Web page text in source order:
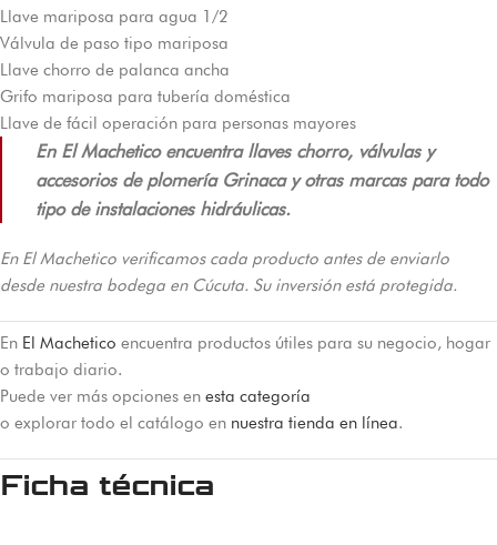
Llave mariposa para agua 1/2
Válvula de paso tipo mariposa
Llave chorro de palanca ancha
Grifo mariposa para tubería doméstica
Llave de fácil operación para personas mayores
En El Machetico encuentra llaves chorro, válvulas y
accesorios de plomería Grinaca y otras marcas para todo
tipo de instalaciones hidráulicas.
En El Machetico verificamos cada producto antes de enviarlo
desde nuestra bodega en Cúcuta. Su inversión está protegida.
En El Machetico encuentra productos útiles para su negocio, hogar
o trabajo diario.
Puede ver más opciones en esta categoría
o explorar todo el catálogo en nuestra tienda en línea.
Ficha técnica